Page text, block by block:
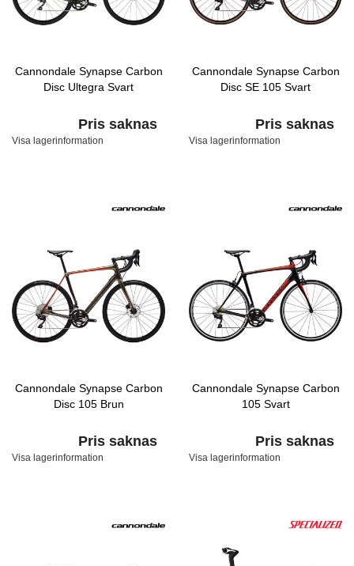
Cannondale Synapse Carbon
Disc Ultegra Svart
Pris saknas
Visa lagerinformation
Cannondale Synapse Carbon
Disc SE 105 Svart
Pris saknas
Visa lagerinformation
Cannondale Synapse Carbon
Disc 105 Brun
Pris saknas
Visa lagerinformation
Cannondale Synapse Carbon
105 Svart
Pris saknas
Visa lagerinformation